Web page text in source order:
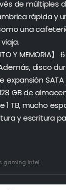
de múltiples
rápida y
una
Y MEMORIA
disco
expansión
GB de
1 TB, mucho
y escritura
gaming Intel